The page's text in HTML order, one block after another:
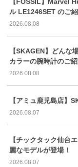
ル LE1246SET のご
2026.08.08
【SKAGEN】どんな
カラーの腕時計のご
2026.08.08
【アミュ鹿児島店】
2026.08.07
【チックタック仙台
麗なモデルが登場！
2026.08.07